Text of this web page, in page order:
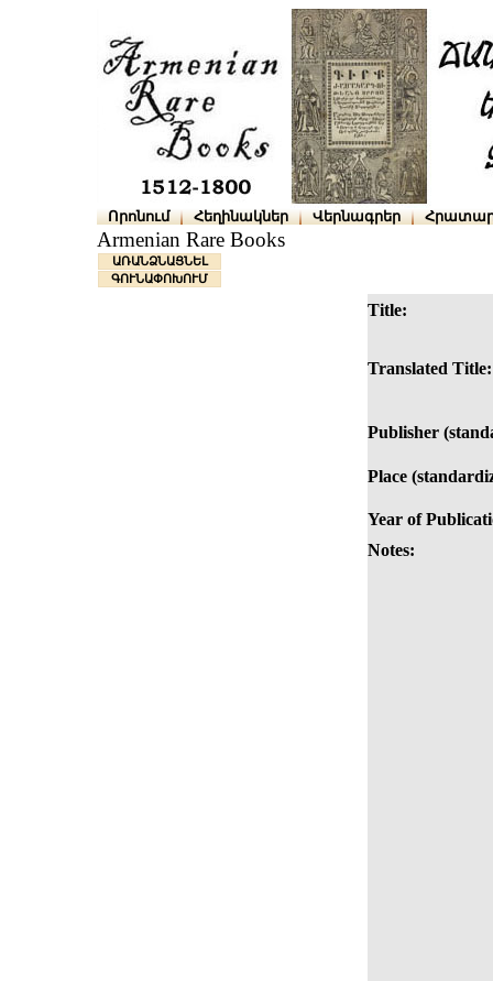
Որոնում Հեղինակներ Վերնագրեր
Armenian Rare Books
ԱՌԱՆՁՆԱՑՆԵԼ
ԳՈՒՆԱՓՈԽՈՒՄ
Title:
Translated Title:
Publisher
Place
Year of
Notes: